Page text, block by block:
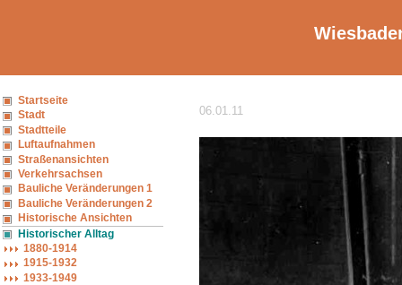
Startseite
Stadt
Stadtteile
Luftaufnahmen
Straßenansichten
Verkehrsachsen
Bauliche Veränderungen 1
Bauliche Veränderungen 2
Historische Ansichten
Historischer Alltag
1880-1914
1915-1932
1933-1949
06.01.11